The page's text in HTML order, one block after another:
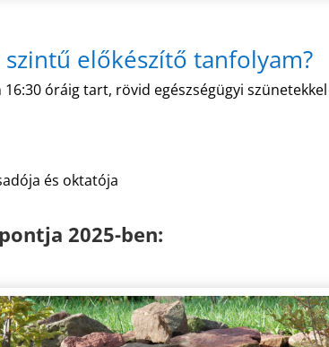
előkészítő tanfolyam?
óráig tart, rövid egészségügyi szünetekkel
és oktatója
2025-ben: